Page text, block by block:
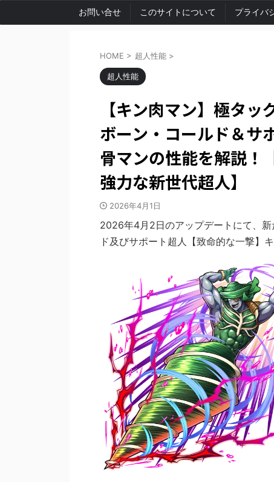
お問い合せ このサイトについて プライバ
HOME > 超人性能 >
超人性能
【キン肉マン】極タ
ボーン・コールド＆サ
骨マンの性能を解説！
強力な新世代超人】
2026年4月1日
2026年4月2日のアップデートにて、
ド及びサポート超人【致命的な一撃】キ